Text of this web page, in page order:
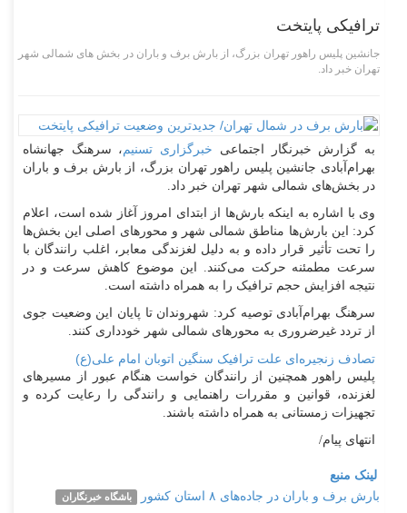
ترافیکی پایتخت
جانشین پلیس راهور تهران بزرگ، از بارش برف و باران در بخش های شمالی شهر
تهران خبر داد.
به گزارش خبرنگار اجتماعی خبرگزاری تسنیم، سرهنگ جهانشاه
بهرام‌آبادی جانشین پلیس راهور تهران بزرگ، از بارش برف و باران
در بخش‌های شمالی شهر تهران خبر داد.
وی با اشاره به اینکه بارش‌ها از ابتدای امروز آغاز شده است، اعلام
کرد: این بارش‌ها مناطق شمالی شهر و محورهای اصلی این بخش‌ها
را تحت تأثیر قرار داده و به دلیل لغزندگی معابر، اغلب رانندگان با
سرعت مطمئنه حرکت می‌کنند. این موضوع کاهش سرعت و در
نتیجه افزایش حجم ترافیک را به همراه داشته است.
سرهنگ بهرام‌آبادی توصیه کرد: شهروندان تا پایان این وضعیت جوی
از تردد غیرضروری به محورهای شمالی شهر خودداری کنند.
تصادف زنجیره‌ای علت ترافیک سنگین اتوبان امام علی(ع)
پلیس راهور همچنین از رانندگان خواست هنگام عبور از مسیرهای
لغزنده، قوانین و مقررات راهنمایی و رانندگی را رعایت کرده و
تجهیزات زمستانی به همراه داشته باشند.
انتهای پیام/
لینک منبع
بارش برف و باران در جاده‌های ۸ استان کشور
باشگاه خبرنگاران